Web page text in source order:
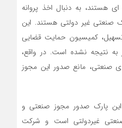
هستند، به دنبال اخذ پروانه
صنعتی غیر دولتی هستند. این
کمیسیون حمایت قضایی
نتیجه نشده است. در واقع،
صنعتی، مانع صدور این مجوز
پارک صدور مجوز صنعتی و
غیردولتی است و شرکت